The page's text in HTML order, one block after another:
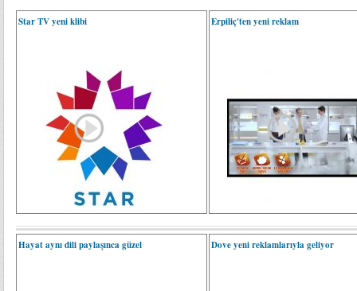
Star TV yeni klibi Erpiliç'ten yeni reklam
Hayat aynı dili paylaşınca güzel Dove yeni reklamlarıyla geliyor